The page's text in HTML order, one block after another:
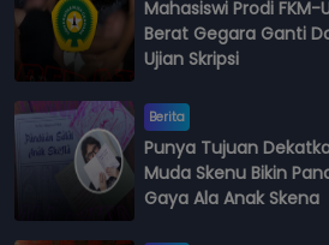
Mahasiswi Prodi
Berat Gegara Ganti
Ujian Skripsi
Berita
Punya Tujuan
Muda Skenu Bikin
Gaya Ala Anak Skena